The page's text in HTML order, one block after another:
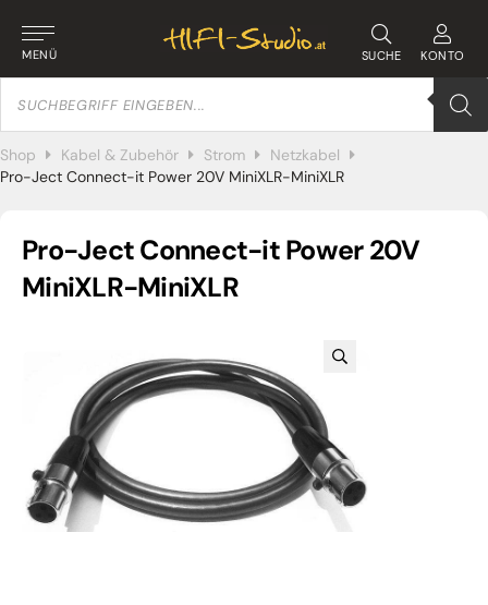
MENÜ SUCHE KONTO
Products
search
Shop Kabel & Zubehör Strom
Netzkabel
Pro-Ject Connect-it Power 20V MiniXLR-MiniXLR
Pro-Ject Connect-it Power 20V
MiniXLR-MiniXLR